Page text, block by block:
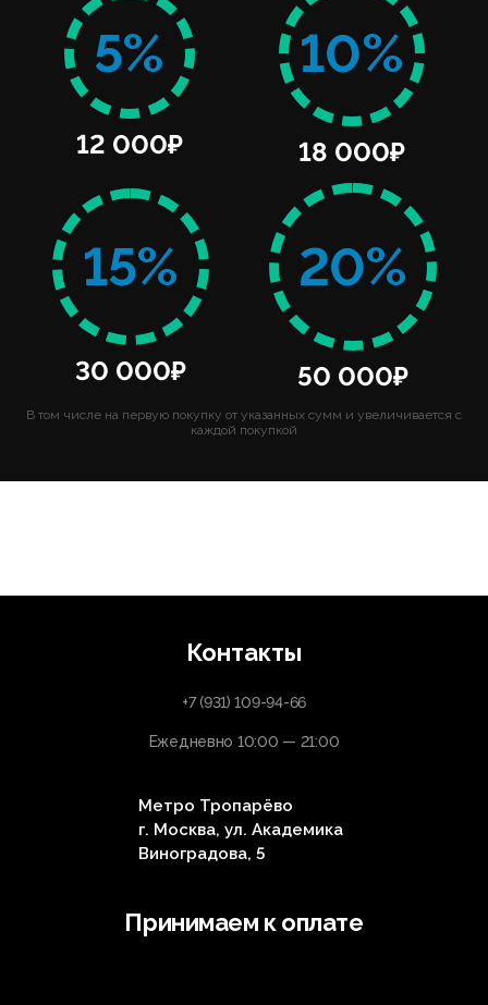
5%
12 000₽
10%
18 000₽
15%
30 000₽
20%
50 000₽
В том числе на первую покупку от указанных сумм и увеличивается с
каждой покупкой
Контакты
+7 (931) 109-94-66
Ежедневно 10:00 — 21:00
Метро Тропарёво
г. Москва, ул. Академика
Виноградова, 5
Принимаем к оплате